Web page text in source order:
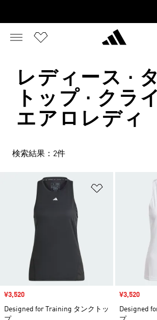
レディース ·
トップ · クラ
エアロレディ
検索結果：2件
ほしいものリ
セール価格
¥3,520
Designed for Training タンクトッ
セール価格
¥3,520
Designed